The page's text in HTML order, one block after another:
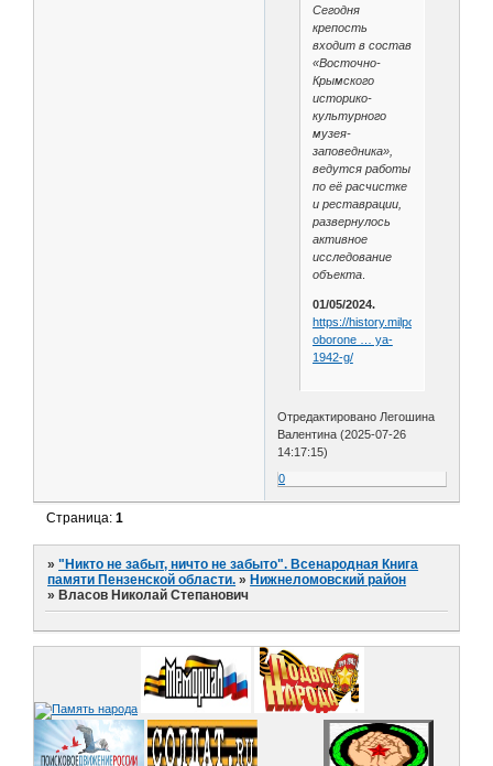
Сегодня
крепость
входит в состав
«Восточно-
Крымского
историко-
культурного
музея-
заповедника»,
ведутся работы
по её расчистке
и реставрации,
развернулось
активное
исследование
объекта.
01/05/2024.
https://history.milportal.ru/ob-
oborone … ya-
1942-g/
Отредактировано Легошина
Валентина (2025-07-26
14:17:15)
0
Страница:1
»"Никто не забыт, ничто не забыто". Всенародная Книга
памяти Пензенской области. »Нижнеломовский район
»Власов Николай Степанович